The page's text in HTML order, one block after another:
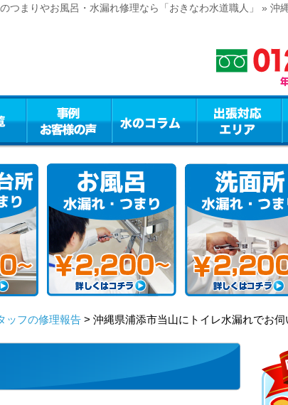
つまりやお風呂・水漏れ修理なら「おきなわ水道職人」 » 沖
ッフの修理報告 > 沖縄県浦添市当山にトイレ水漏れでお伺